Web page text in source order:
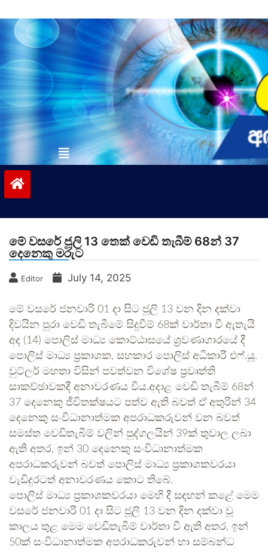
to
contentvinivida.lk
මේ වසරේ ජූලි 13 තෙක් වෙඩි තැබීම් 68න් 37
දෙනෙකු මරුට
Editor July 14, 2025
මේ වසරේ ජනවාරි 01 දා සිට ජූලි 13 වන දින දක්වා
දිවයින පුරා වෙඩි තැබීමේ සිදුවීම් 68ක් වාර්තා වී ඇතැයි
අද (14) පොලිස් මාධ්‍ය කොට්ඨාසයේ ශ්‍රවණාගාරයේ දී
පොලිස් මාධ්‍ය ප්‍රකාශක, සහකාර පොලිස් අධිකාරී එෆ්.යූ.
වුට්ලර් මහතා විසින් පවත්වන විශේෂ ප්‍රවෘත්ති
සාකච්ඡාවකදී අනාවරණය විය.අදාළ වෙඩි තැබීම් 68න්
37 දෙනෙකු ජීවිතක්ෂයට පත්ව ඇති බවත් ඒ අතුරින් 34
දෙනෙකු සංවිධානාත්මක අපරාධකරුවන් වන බවත්
සමස්ත වෙඩිතැබීම් වලින් පුද්ගලයින් 39ක් තුවාල ලබා
ඇති අතර, ඉන් 30 දෙනෙකු සංවිධානාත්මක
අපරාධකරුවන් බවත් පොලිස් මාධ්‍ය ප්‍රකාශකවරයා
වැඩිදුරටත් අනාවරණය කොට තිබේ.
පොලිස් මාධ්‍ය ප්‍රකාශකවරයා මෙහි දී සඳහන් කළේ මෙම
වසරේ ජනවාරි 01 දා සිට ජූලි 13 වන දින දක්වා වූ
කාලය තුළ මෙම වෙඩිතැබීම් වාර්තා වී ඇති අතර, ඉන්
50ක් සංවිධානාත්මක අපරාධකරුවන් හා සම්බන්ධ